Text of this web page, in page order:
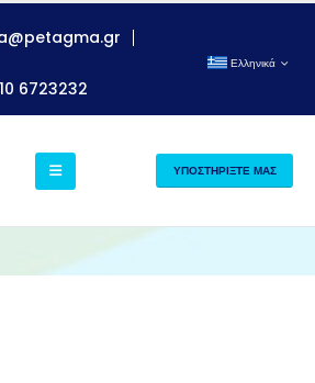
6723232
Ελληνικά
ΥΠΟΣΤΗΡΙΞΤΕ ΜΑΣ